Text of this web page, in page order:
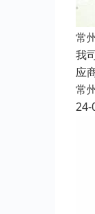
常
我
应
常
24-